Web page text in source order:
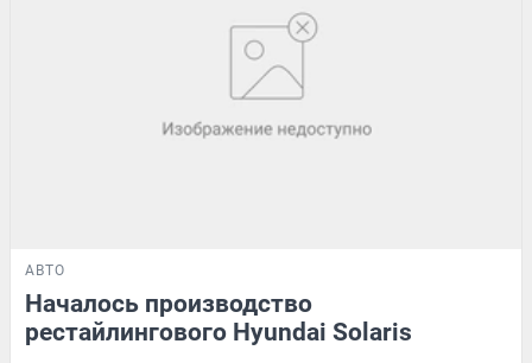
АВТО
Началось производство
рестайлингового Hyundai Solaris